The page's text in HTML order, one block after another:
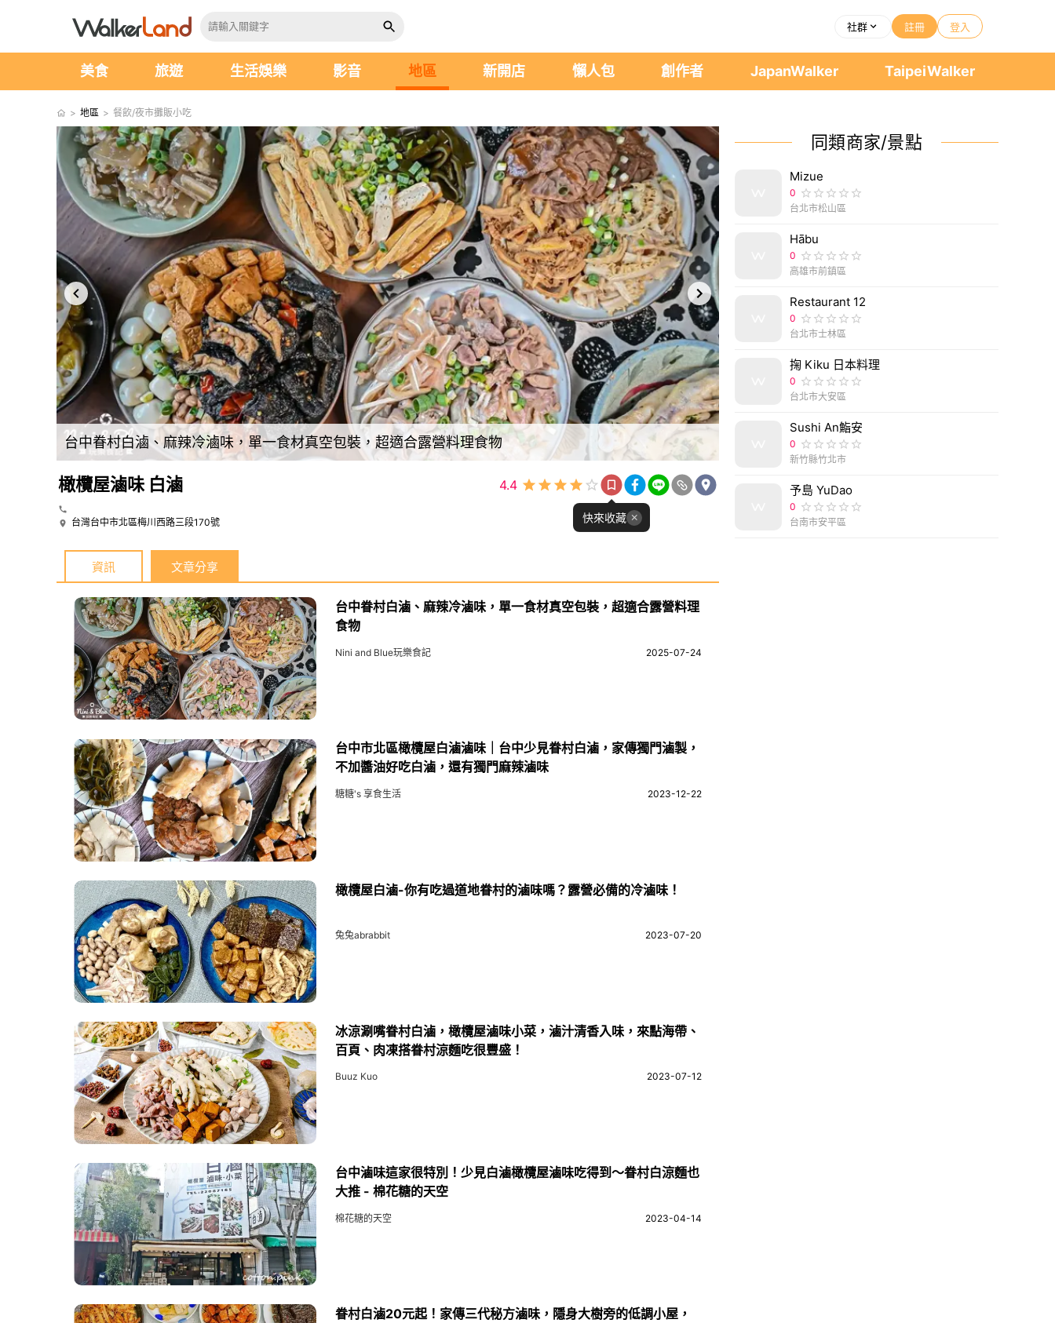
社群 註冊 登入
美食 旅遊 生活娛樂 影音 地區 新開店 懶人包 創作者 JapanWalker TaipeiWalker
> 地區 > 餐飲/夜市攤販小吃
台中眷村白滷、麻辣冷滷味，單一食材真空包裝，超適合露營料理食物
橄欖屋滷味 白滷
台灣台中市北區梅川西路三段170號
4.4
快來收藏
資訊 文章分享
台中眷村白滷、麻辣冷滷味，單一食材真空包裝，超適合露營料理
食物
Nini and Blue玩樂食記 2025-07-24
台中市北區橄欖屋白滷滷味｜台中少見眷村白滷，家傳獨門滷製，
不加醬油好吃白滷，還有獨門麻辣滷味
糖糖's 享食生活 2023-12-22
橄欖屋白滷-你有吃過道地眷村的滷味嗎？露營必備的冷滷味！
兔兔abrabbit 2023-07-20
冰涼涮嘴眷村白滷，橄欖屋滷味小菜，滷汁清香入味，來點海帶、
百頁、肉凍搭眷村涼麵吃很豐盛！
Buuz Kuo 2023-07-12
台中滷味這家很特別！少見白滷橄欖屋滷味吃得到～眷村白涼麵也
大推 - 棉花糖的天空
棉花糖的天空 2023-04-14
眷村白滷20元起！家傳三代秘方滷味，隱身大樹旁的低調小屋，
同類商家/景點
Mizue
0
台北市松山區
Hābu
0
高雄市前鎮區
Restaurant 12
0
台北市士林區
掬 Kiku 日本料理
0
台北市大安區
Sushi An鮨安
0
新竹縣竹北市
予島 YuDao
0
台南市安平區